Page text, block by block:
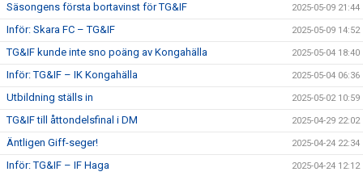
Säsongens första bortavinst för TG&IF 2025-05-09 21:44
Inför: Skara FC – TG&IF 2025-05-09 14:52
TG&IF kunde inte sno poäng av Kongahälla 2025-05-04 18:40
Inför: TG&IF – IK Kongahälla 2025-05-04 06:36
Utbildning ställs in 2025-05-02 10:59
TG&IF till åttondelsfinal i DM 2025-04-29 22:02
Äntligen Giff-seger! 2025-04-24 22:34
Inför: TG&IF – IF Haga 2025-04-24 12:12